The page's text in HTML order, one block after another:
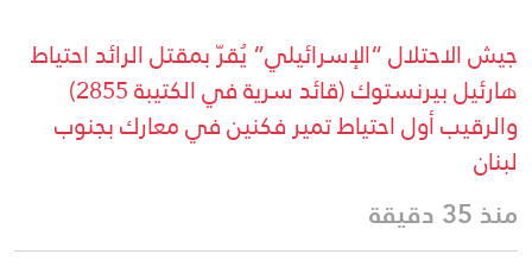
جيش الاحتلال “الإسرائيلي” يُقرّ بمقتل الرائد احتياط
هارئيل بيرنستوك (قائد سرية في الكتيبة 2855)
والرقيب أول احتياط تمير فكنين في معارك بجنوب
لبنان
منذ 35 دقيقة